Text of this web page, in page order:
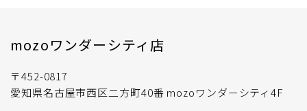
mozoワンダーシティ店
〒452-0817
愛知県名古屋市西区二方町40番 mozoワンダーシティ4F